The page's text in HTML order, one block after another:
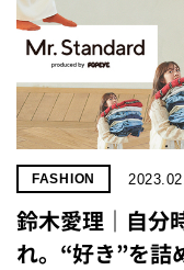
FASHION
鈴木愛理｜自分
れ。“好き”を